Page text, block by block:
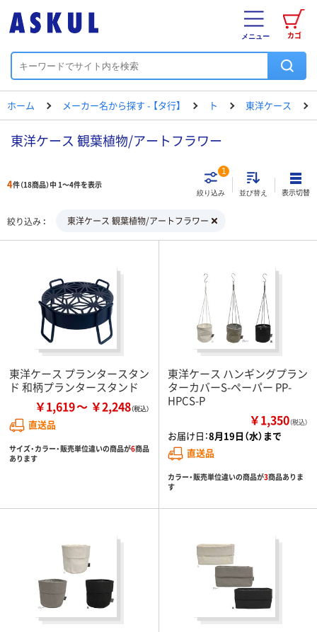
カゴ
メニュー
ホーム メーカー名から探す - 【タ行】 ト 東洋ケース
東洋ケース 観葉植物/アートフラワー
4件（18商品）中 1～4件を表示
絞り込み
1
並び替え 表示切替
絞り込み 東洋ケース 観葉植物/アートフラワー
東洋ケース プランタースタン
ド 和柄プランタースタンド
￥1,619 ￥2,248
直送品
サイズ・カラー・販売単位違いの商品が6商品
あります
東洋ケース ハンギングプラン
ターカバーS-ペーパー PP-
HPCS-P
￥1,350（税込）
お届け日：8月19日（水）まで
直送品
カラー・販売単位違いの商品が3商品ありま
す